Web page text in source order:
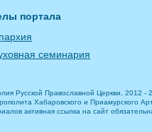
портала
семинария
Русской Православной Церкви, 2012 -
Хабаровского и Приамурского
активная ссылка на сайт